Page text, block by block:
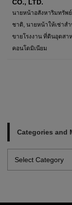
CO., LTD.
นายหน้าอสังหาริมทรัพ
ชาติ, นายหน้าให้เช่าส
ขายโรงงาน ที่ดินอุตสา
คอนโดมิเนียม
Categories and